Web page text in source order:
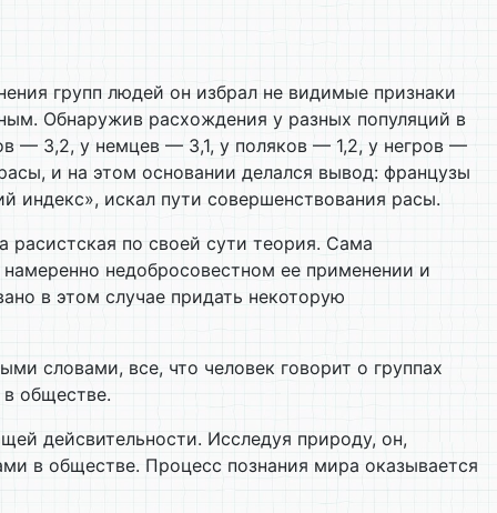
групп людей он избрал не видимые признаки
Обнаружив расхождения у разных популяций в
— 3,2, у немцев — 3,1, у поляков — 1,2, у негров —
и на этом основании делался вывод: французы
индекс», искал пути совершенствования расы.
расистская по своей сути теория. Сама
недобросовестном ее применении и
в этом случае придать некоторую
словами, все, что человек говорит о группах
обществе.
дейсвительности. Исследуя природу, он,
в обществе. Процесс познания мира оказывается